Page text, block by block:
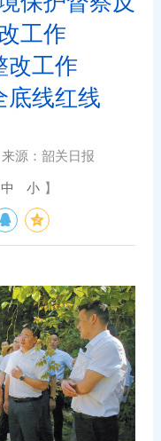
工作
改工作
底线红线
来源： 韶关日报
中 小 】